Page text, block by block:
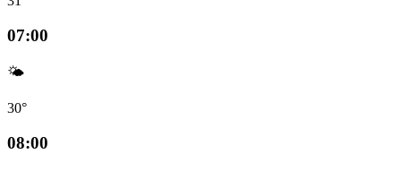
07:00
🌤️
30°
08:00